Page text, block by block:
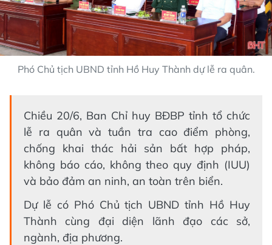
Phó Chủ tịch UBND tỉnh Hồ Huy Thành dự lễ ra quân.
Chiều 20/6, Ban Chỉ huy BĐBP tỉnh tổ chức
lễ ra quân và tuần tra cao điểm phòng,
chống khai thác hải sản bất hợp pháp,
không báo cáo, không theo quy định (IUU)
và bảo đảm an ninh, an toàn trên biển.
Dự lễ có Phó Chủ tịch UBND tỉnh Hồ Huy
Thành cùng đại diện lãnh đạo các sở,
ngành, địa phương.